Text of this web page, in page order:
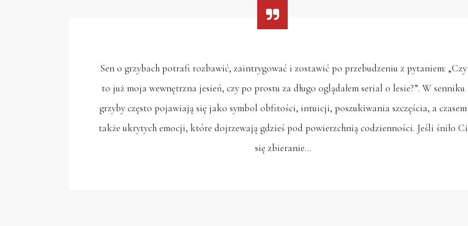
Sen o grzybach potrafi rozbawić, zaintrygować i zostawić po przebudzeniu z pytaniem: „Czy
to już moja wewnętrzna jesień, czy po prostu za długo oglądałem serial o lesie?”. W senniku
grzyby często pojawiają się jako symbol obfitości, intuicji, poszukiwania szczęścia, a czasem
także ukrytych emocji, które dojrzewają gdzieś pod powierzchnią codzienności. Jeśli śniło Ci
się zbieranie…